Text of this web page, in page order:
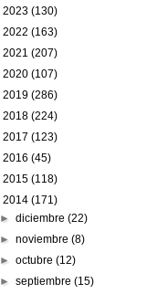
2023 (130)
2022 (163)
2021 (207)
2020 (107)
2019 (286)
2018 (224)
2017 (123)
2016 (45)
2015 (118)
2014 (171)
►diciembre(22)
►noviembre(8)
►octubre(12)
►septiembre(15)